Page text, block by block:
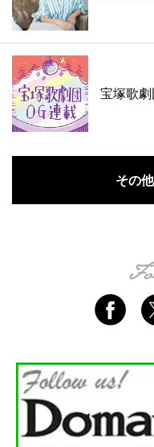
宝塚歌劇
その